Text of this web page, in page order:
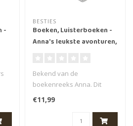
-
BESTIES
Boeken, Luisterboeken -
Anna's leukste avonturen,
Bekend van de
boekenreeks Anna. Dit
luisterboek van Besties
bevat de leukste avo..
€11,99